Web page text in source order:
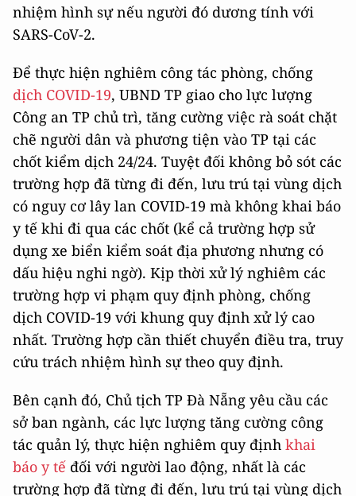
nhiệm hình sự nếu người đó dương tính với
SARS-CoV-2.
Để thực hiện nghiêm công tác phòng, chống
dịch COVID-19, UBND TP giao cho lực lượng
Công an TP chủ trì, tăng cường việc rà soát chặt
chẽ người dân và phương tiện vào TP tại các
chốt kiểm dịch 24/24. Tuyệt đối không bỏ sót các
trường hợp đã từng đi đến, lưu trú tại vùng dịch
có nguy cơ lây lan COVID-19 mà không khai báo
y tế khi đi qua các chốt (kể cả trường hợp sử
dụng xe biển kiểm soát địa phương nhưng có
dấu hiệu nghi ngờ). Kịp thời xử lý nghiêm các
trường hợp vi phạm quy định phòng, chống
dịch COVID-19 với khung quy định xử lý cao
nhất. Trường hợp cần thiết chuyển điều tra, truy
cứu trách nhiệm hình sự theo quy định.
Bên cạnh đó, Chủ tịch TP Đà Nẵng yêu cầu các
sở ban ngành, các lực lượng tăng cường công
tác quản lý, thực hiện nghiêm quy định khai
báo y tế đối với người lao động, nhất là các
trường hợp đã từng đi đến, lưu trú tại vùng dịch